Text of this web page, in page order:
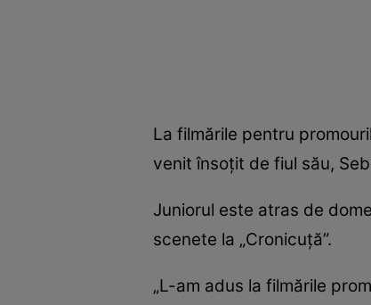
La filmările pentru
venit însoţit de fiul său,
Juniorul este atras de
scenete la „Cronicuţă”.
„L-am adus la filmările